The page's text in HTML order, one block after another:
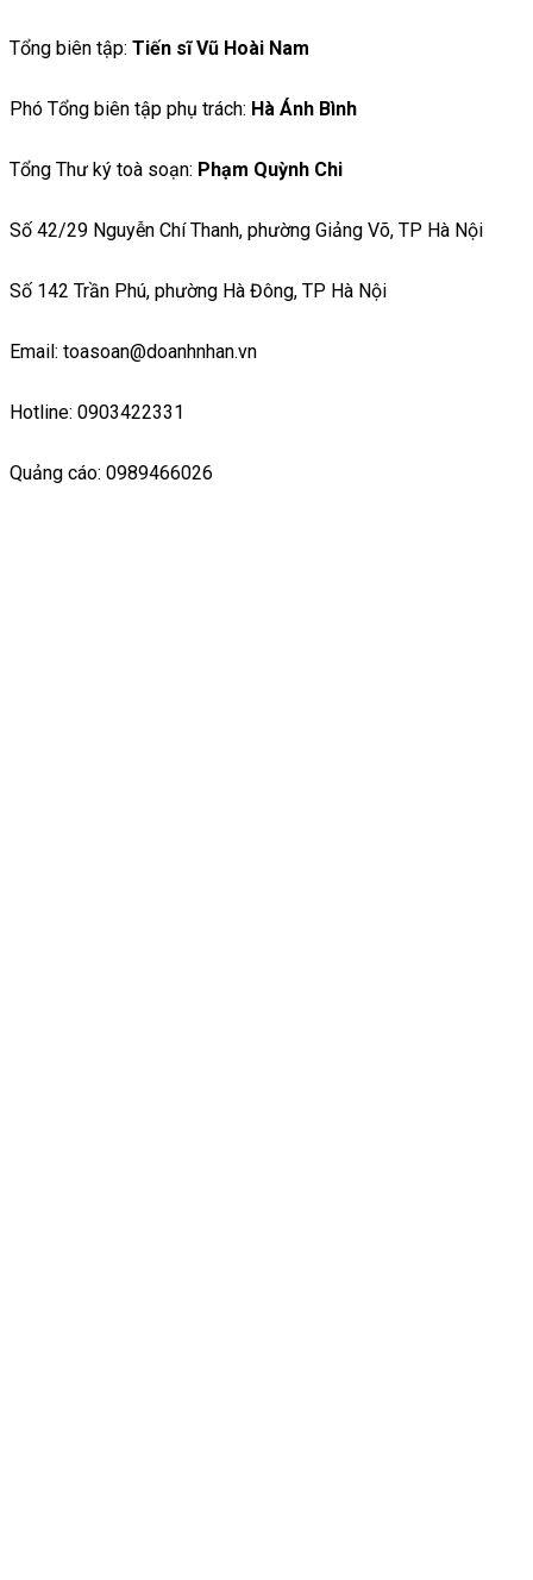
Tổng biên tập: Tiến sĩ Vũ Hoài Nam
Phó Tổng biên tập phụ trách: Hà Ánh Bình
Tổng Thư ký toà soạn: Phạm Quỳnh Chi
Số 42/29 Nguyễn Chí Thanh, phường Giảng Võ, TP Hà Nội
Số 142 Trần Phú, phường Hà Đông, TP Hà Nội
Email: toasoan@doanhnhan.vn
Hotline: 0903422331
Quảng cáo: 0989466026